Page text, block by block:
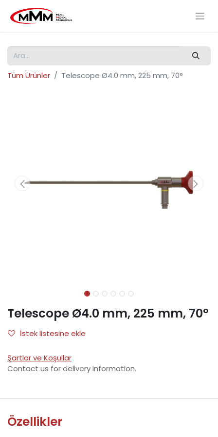
Tüm Ürünler Telescope Ø4.0 mm, 225 mm, 70°
Telescope Ø4.0 mm, 225 mm, 70°
İstek listesine ekle
Şartlar ve Koşullar
Contact us for delivery information.
Özellikler